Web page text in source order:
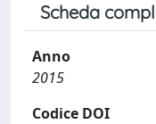
Scheda
Anno
2015
Codice DOI